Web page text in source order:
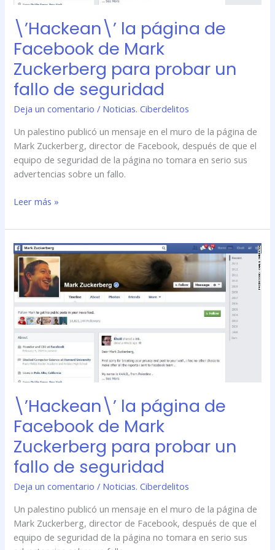
\’Hackean\’ la página de
Facebook de Mark
Zuckerberg para probar un
fallo de seguridad
Deja un comentario / Noticias. Ciberdelitos
Un palestino publicó un mensaje en el muro de la página de
Mark Zuckerberg, director de Facebook, después de que el
equipo de seguridad de la página no tomara en serio sus
advertencias sobre un fallo.
fallo
de
seguridad
Leer más »
\’Hackean\’ la página de
Facebook de Mark
Zuckerberg para probar un
fallo de seguridad
Deja un comentario / Noticias. Ciberdelitos
Un palestino publicó un mensaje en el muro de la página de
Mark Zuckerberg, director de Facebook, después de que el
equipo de seguridad de la página no tomara en serio sus
\’Hackean\’
la
página
de
Facebook
de
Mark
Zuckerberg
para
probar
fallo
de
seguridad